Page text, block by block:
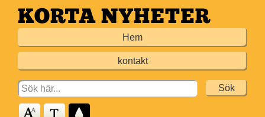
Hoppa
till
Hem
kontakt
Search
for: